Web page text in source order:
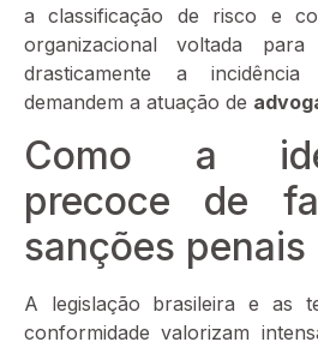
a classificação de risco e
organizacional voltada
drasticamente a
demandem a atuação de
Como a
precoce de
sanções penais
A legislação brasileira e as
conformidade valorizam